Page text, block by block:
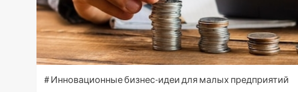
# Инновационные бизнес-идеи для малых предприятий